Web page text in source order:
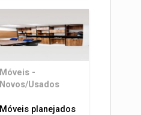
Móveis -
Novos/Usados
Móveis planejados